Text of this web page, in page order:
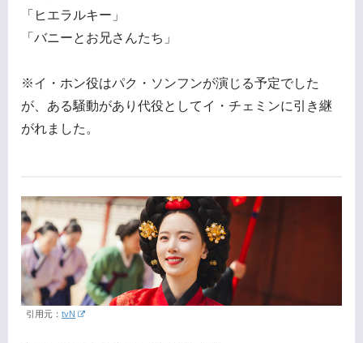
「ヒエラルキー」
「バニーとお兄さんたち」
※イ・ホン役はパク・ソンフンが演じる予定でした
が、ある騒動があり代役としてイ・チェミンに引き継
がれました。
引用元： tvN